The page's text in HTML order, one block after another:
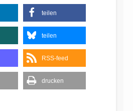
teilen
teilen
RSS-feed
drucken